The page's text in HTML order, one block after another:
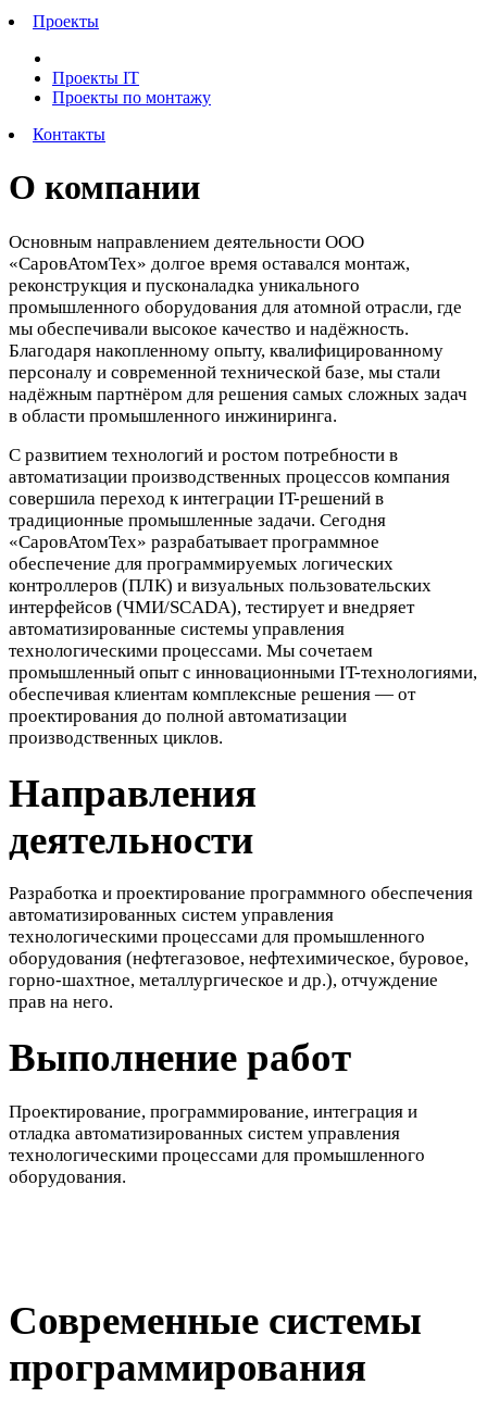
Проекты
Проекты IT
Проекты по монтажу
Контакты
О компании
Основным направлением деятельности ООО
«СаровАтомТех» долгое время оставался монтаж,
реконструкция и пусконаладка уникального
промышленного оборудования для атомной отрасли, где
мы обеспечивали высокое качество и надёжность.
Благодаря накопленному опыту, квалифицированному
персоналу и современной технической базе, мы стали
надёжным партнёром для решения самых сложных задач
в области промышленного инжиниринга.
С развитием технологий и ростом потребности в
автоматизации производственных процессов компания
совершила переход к интеграции IT-решений в
традиционные промышленные задачи. Сегодня
«СаровАтомТех» разрабатывает программное
обеспечение для программируемых логических
контроллеров (ПЛК) и визуальных пользовательских
интерфейсов (ЧМИ/SCADA), тестирует и внедряет
автоматизированные системы управления
технологическими процессами. Мы сочетаем
промышленный опыт с инновационными IT-технологиями,
обеспечивая клиентам комплексные решения — от
проектирования до полной автоматизации
производственных циклов.
Направления
деятельности
Разработка и проектирование программного обеспечения
автоматизированных систем управления
технологическими процессами для промышленного
оборудования (нефтегазовое, нефтехимическое, буровое,
горно-шахтное, металлургическое и др.), отчуждение
прав на него.
Выполнение работ
Проектирование, программирование, интеграция и
отладка автоматизированных систем управления
технологическими процессами для промышленного
оборудования.
Современные системы
программирования